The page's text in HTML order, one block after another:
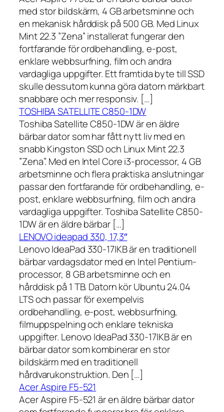
med stor bildskärm, 4 GB arbetsminne och
en mekanisk hårddisk på 500 GB. Med Linux
Mint 22.3 ”Zena” installerat fungerar den
fortfarande för ordbehandling, e-post,
enklare webbsurfning, film och andra
vardagliga uppgifter. Ett framtida byte till SSD
skulle dessutom kunna göra datorn märkbart
snabbare och mer responsiv. […]
TOSHIBA SATELLITE C850-1DW
Toshiba Satellite C850-1DW är en äldre
bärbar dator som har fått nytt liv med en
snabb Kingston SSD och Linux Mint 22.3
”Zena”. Med en Intel Core i3-processor, 4 GB
arbetsminne och flera praktiska anslutningar
passar den fortfarande för ordbehandling, e-
post, enklare webbsurfning, film och andra
vardagliga uppgifter. Toshiba Satellite C850-
1DW är en äldre bärbar […]
LENOVO ideapad 330, 17,3″
Lenovo IdeaPad 330-17IKB är en traditionell
bärbar vardagsdator med en Intel Pentium-
processor, 8 GB arbetsminne och en
hårddisk på 1 TB. Datorn kör Ubuntu 24.04
LTS och passar för exempelvis
ordbehandling, e-post, webbsurfning,
filmuppspelning och enklare tekniska
uppgifter. Lenovo IdeaPad 330-17IKB är en
bärbar dator som kombinerar en stor
bildskärm med en traditionell
hårdvarukonstruktion. Den […]
Acer Aspire F5-521
Acer Aspire F5-521 är en äldre bärbar dator